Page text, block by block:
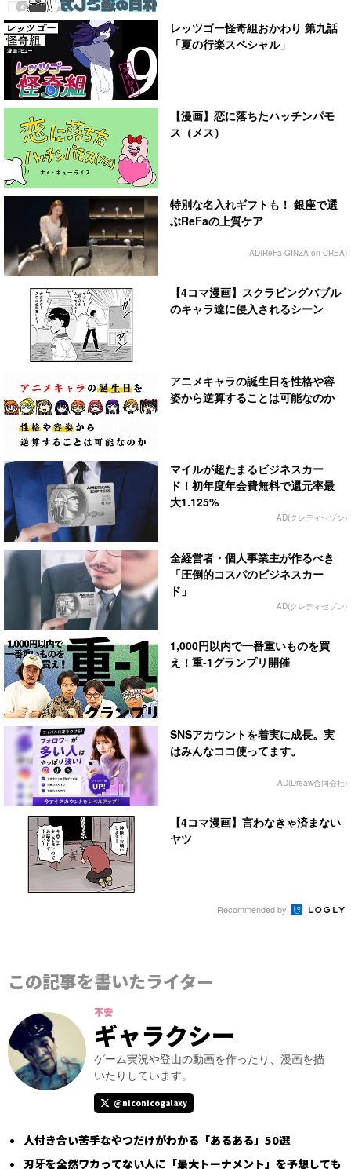
レッツゴー怪奇組おかわり 第九話
「夏の行楽スペシャル」
【漫画】恋に落ちたハッチンパモ
ス（メス）
特別な名入れギフトも！ 銀座で選
ぶReFaの上質ケア
AD(ReFa GINZA on CREA)
【4コマ漫画】スクラビングバブル
のキャラ達に侵入されるシーン
アニメキャラの誕生日を性格や容
姿から逆算することは可能なのか
マイルが超たまるビジネスカー
ド！初年度年会費無料で還元率最
大1.125%
AD(クレディセゾン)
全経営者・個人事業主が作るべき
「圧倒的コスパのビジネスカー
ド」
AD(クレディセゾン)
1,000円以内で一番重いものを買
え！重-1グランプリ開催
SNSアカウントを着実に成長。実
はみんなココ使ってます。
AD(Dreaw合同会社)
【4コマ漫画】言わなきゃ済まない
ヤツ
Recommended by
この記事を書いたライター
不安
ギャラクシー
ゲーム実況や登山の動画を作ったり、漫画を描
いたりしています。
@niconicogalaxy
人付き合い苦手なやつだけがわかる「あるある」50選
刃牙を全然ワカってない人に「最大トーナメント」を予想しても